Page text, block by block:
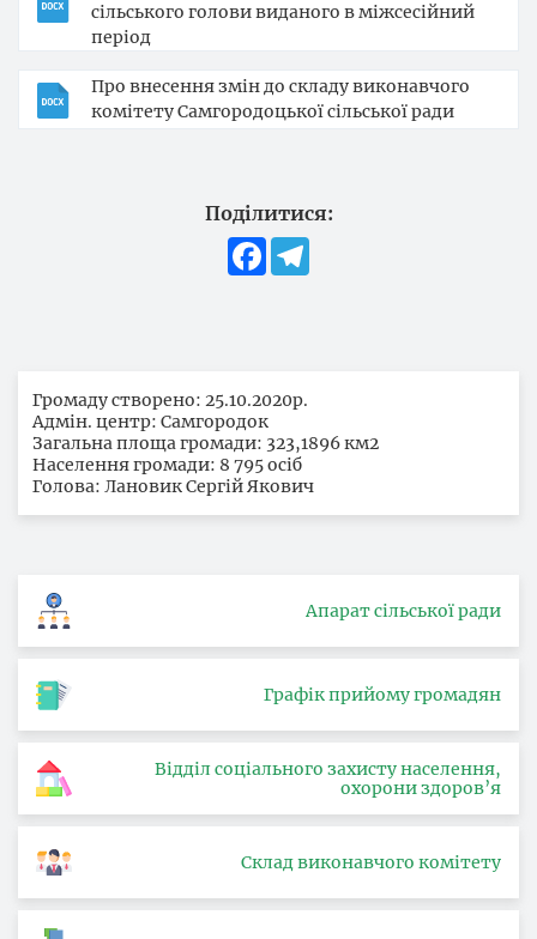
сільського голови виданого в міжсесійний
період
Про внесення змін до складу виконавчого
комітету Самгородоцької сільської ради
Поділитися:
Facebook
Громаду створено: 25.10.2020р.
Адмін. центр: Самгородок
Загальна площа громади: 323,1896 км2
Населення громади: 8 795 осіб
Голова: Лановик Сергій Якович
Апарат сільської ради
Графік прийому громадян
Відділ соціального захисту населення,
охорони здоров’я
Склад виконавчого комітету